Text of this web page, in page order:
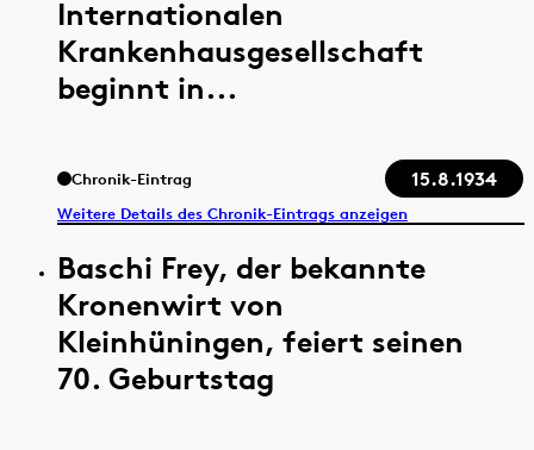
Internationalen
Krankenhausgesellschaft
beginnt in...
Chronik-Eintrag 15.8.1934
Weitere Details des Chronik-Eintrags anzeigen
Baschi Frey, der bekannte
Kronenwirt von
Kleinhüningen, feiert seinen
70. Geburtstag